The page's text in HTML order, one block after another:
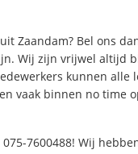
Zaandam? Bel ons
Wij zijn vrijwel altijd
kunnen alle
vaak binnen no time
7600488! Wij